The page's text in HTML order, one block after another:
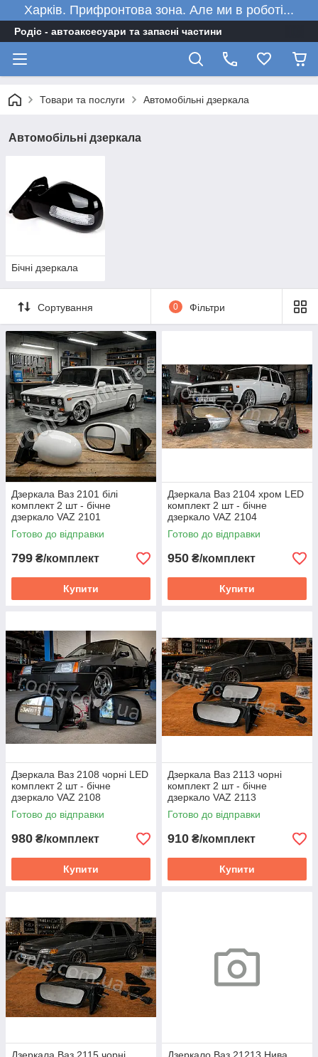
Харків. Прифронтова зона. Але ми в роботі...
Родіс - автоаксесуари та запасні частини
Товари та послуги Автомобільні дзеркала
Автомобільні дзеркала
Бічні дзеркала
Сортування 0 Фільтри
Дзеркала Ваз 2101 білі
комплект 2 шт - бічне
дзеркало VAZ 2101
Готово до відправки
799 ₴/комплект
Купити
Дзеркала Ваз 2104 хром LED
комплект 2 шт - бічне
дзеркало VAZ 2104
Готово до відправки
950 ₴/комплект
Купити
Дзеркала Ваз 2108 чорні LED
комплект 2 шт - бічне
дзеркало VAZ 2108
Готово до відправки
980 ₴/комплект
Купити
Дзеркала Ваз 2113 чорні
комплект 2 шт - бічне
дзеркало VAZ 2113
Готово до відправки
910 ₴/комплект
Купити